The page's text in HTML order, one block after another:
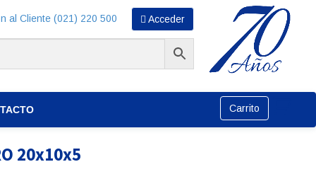
al Cliente (021) 220 500 Acceder
Carrito
20x10x5